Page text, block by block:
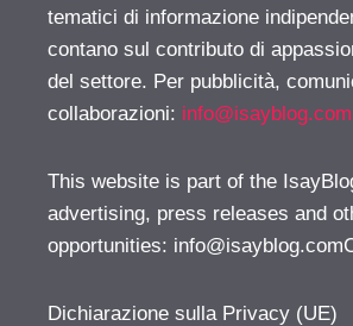
tematici di informazione
contano sul contributo di
del settore. Per pubblicità,
collaborazioni: info@isayblog.com
This website is part of the
advertising, press releases and
opportunities:
Dichiarazione sulla Privacy (UE)